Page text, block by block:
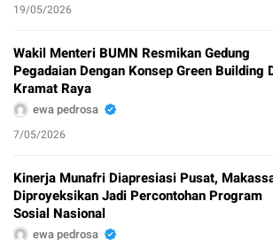
19/05/2026
Wakil Menteri BUMN Resmikan Gedung
Pegadaian Dengan Konsep Green Building
Kramat Raya
ewa pedrosa
7/05/2026
Kinerja Munafri Diapresiasi Pusat,
Diproyeksikan Jadi Percontohan Program
Sosial Nasional
ewa pedrosa